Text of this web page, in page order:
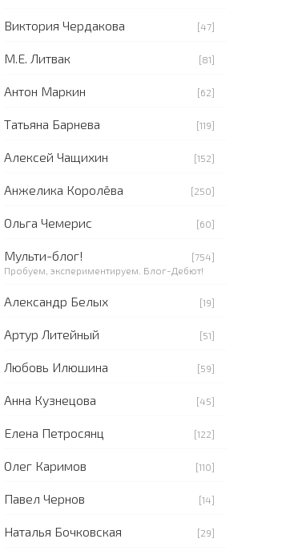
Виктория Чердакова [47]
М.Е. Литвак [81]
Антон Маркин [62]
Татьяна Барнева [119]
Алексей Чащихин [152]
Анжелика Королёва [250]
Ольга Чемерис [60]
Мульти-блог!
[754]
Пробуем, экспериментируем. Блог-Дебют!
Александр Белых [19]
Артур Литейный [51]
Любовь Илюшина [59]
Анна Кузнецова [45]
Елена Петросянц [122]
Олег Каримов [110]
Павел Чернов [14]
Наталья Бочковская [29]